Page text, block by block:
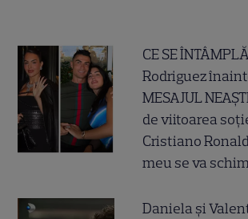
CE SE
Rodriguez
MESAJUL
de viitoarea
Cristiano
meu se va
Daniela și